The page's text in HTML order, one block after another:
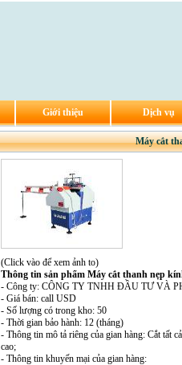
Giới thiệu Dịch vụ
Máy cắt
(Click vào để xem ảnh to)
Thông tin sản phẩm Máy cắt thanh nẹp
- Công ty: CÔNG TY TNHH ĐẦU TƯ VÀ
- Giá bán: call USD
- Số lượng có trong kho: 50
- Thời gian bảo hành: 12 (tháng)
- Thông tin mô tả riêng của gian hàng: Cắt tất
cao;
- Thông tin khuyến mại của gian hàng: